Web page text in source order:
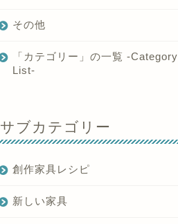
その他
「カテゴリー」の一覧 -Category
List-
サブカテゴリー
創作家具レシピ
新しい家具